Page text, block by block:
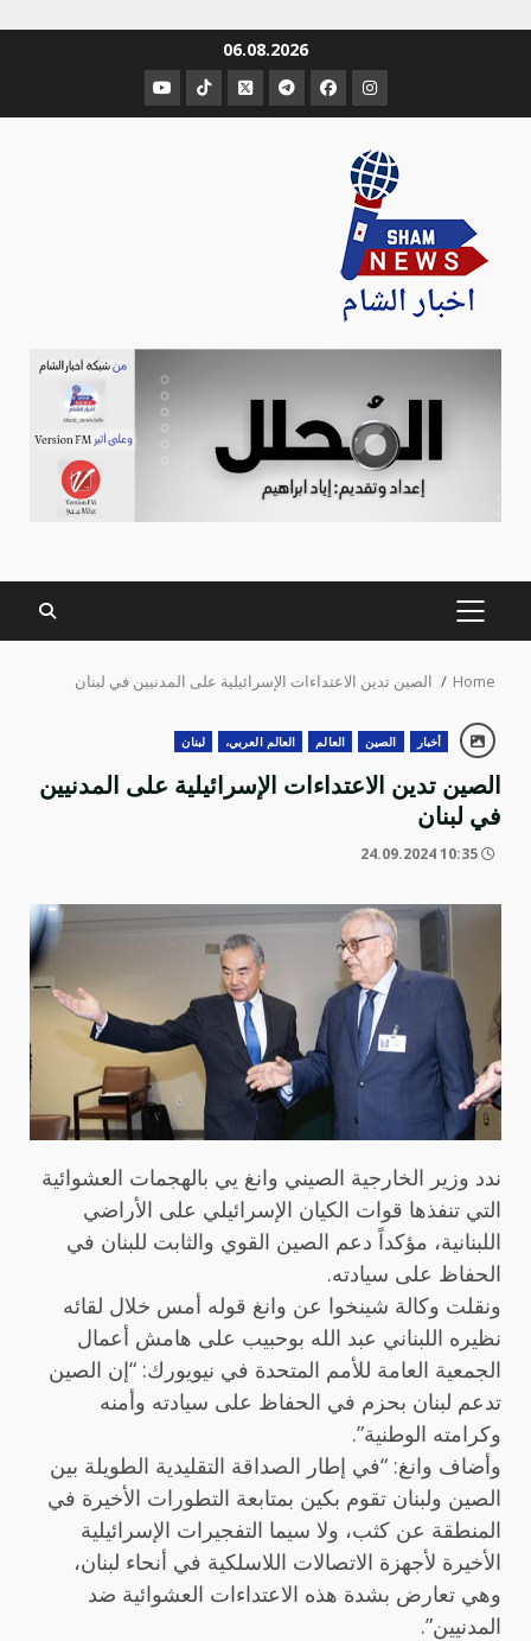
06.08.2026
عنصر
القائمة
عنصر
القائمة
عنصر
القائمة
عنصر
القائمة
عنصر
القائمة
عنصر
القائمة
PRIMARY
MENU
Home الصين تدين الاعتداءات الإسرائيلية على المدنيين في لبنان
أخبار الصين العالم العالم العربي، لبنان
الصين تدين الاعتداءات الإسرائيلية على المدنيين
في لبنان
ندد وزير الخارجية الصيني وانغ يي بالهجمات العشوائية
التي تنفذها قوات الكيان الإسرائيلي على الأراضي
اللبنانية، مؤكداً دعم الصين القوي والثابت للبنان في
الحفاظ على سيادته.
ونقلت وكالة شينخوا عن وانغ قوله أمس خلال لقائه
نظيره اللبناني عبد الله بوحبيب على هامش أعمال
الجمعية العامة للأمم المتحدة في نيويورك: “إن الصين
تدعم لبنان بحزم في الحفاظ على سيادته وأمنه
وكرامته الوطنية”.
وأضاف وانغ: “في إطار الصداقة التقليدية الطويلة بين
الصين ولبنان تقوم بكين بمتابعة التطورات الأخيرة في
المنطقة عن كثب، ولا سيما التفجيرات الإسرائيلية
الأخيرة لأجهزة الاتصالات اللاسلكية في أنحاء لبنان،
وهي تعارض بشدة هذه الاعتداءات العشوائية ضد
المدنيين”.